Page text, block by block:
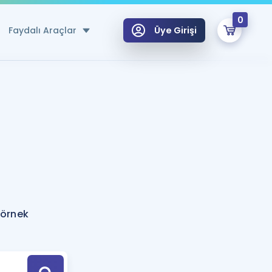
Faydalı Araçlar
Hesaplama Aracı
için Öneriler
Tek Takvimde
Üye Girişi
0